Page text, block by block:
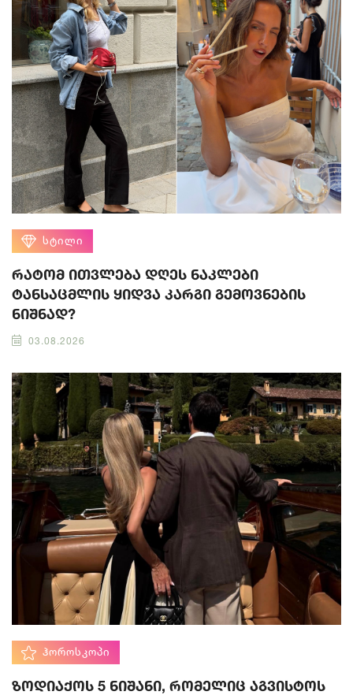
ᲡᲢᲘᲚᲘ
რატომ ითვლება დღეს ნაკლები
ტანსაცმლის ყიდვა კარგი გემოვნების
ნიშნად?
03.08.2026
ᲰᲝᲠᲝᲡᲙᲝᲞᲘ
ზოდიაქოს 5 ნიშანი, რომელიც აგვისტოს